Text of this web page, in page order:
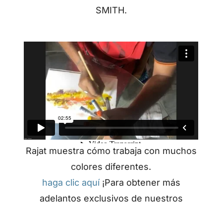
SMITH.
Rajat muestra cómo trabaja con muchos
colores diferentes.
haga clic aquí¡Para obtener más
adelantos exclusivos de nuestros